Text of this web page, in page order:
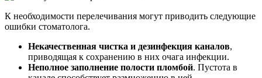
К необходимости перелечивания могут приводить следующие
ошибки стоматолога.
Некачественная чистка и дезинфекция каналов,
приводящая к сохранению в них очага инфекции.
Неполное заполнение полости пломбой. Пустота в